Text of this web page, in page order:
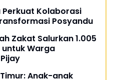
Perkuat Kolaborasi
Posyandu
Zakat Salurkan 1.005
untuk Warga
Anak-anak